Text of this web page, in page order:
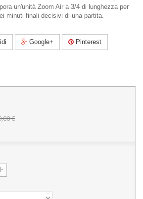
un'unità Zoom Air a 3/4 di lunghezza per
minuti finali decisivi di una partita.
Google+ Pinterest
€